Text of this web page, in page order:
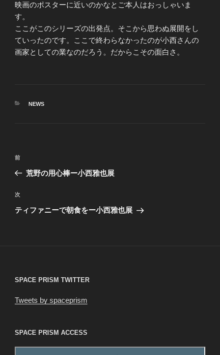
映画のポスターに近いのかなとご本人はおっしゃいま
す。
ここがこのシリーズの出発点。そこから思わぬ展開をし
ていったのです。ここで終わらなかったのが小西さんの
画家としての業なのだろう。だからこその面白さ。
カ
NEWS
投
ビ
ゲ
前
の
稿
前
荒野の用心棒ー小西雅也展
次
の
次
ティファニーで朝食をー小西雅也展
SPACE PRISM TWITTER
Tweets by spaceprism
SPACE PRISM ACCESS